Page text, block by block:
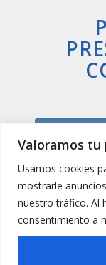
Valoramos tu
Usamos cookies
mostrarle
nuestro tráfico. Al
consentimiento a